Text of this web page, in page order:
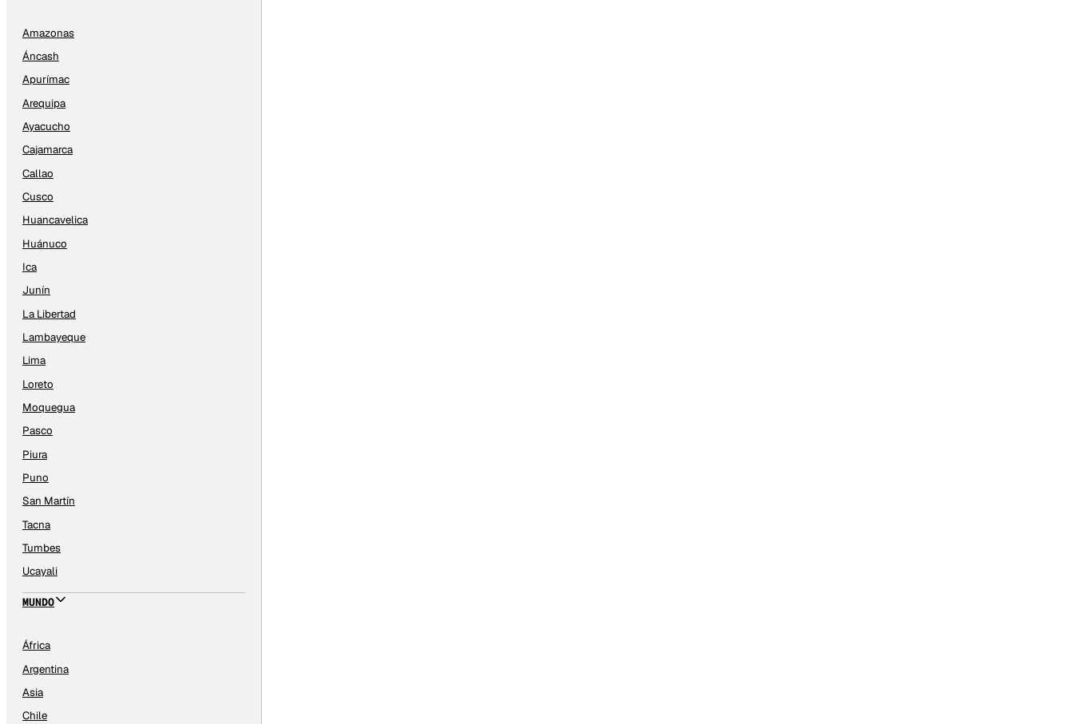
Amazonas
Áncash
Apurímac
Arequipa
Ayacucho
Cajamarca
Callao
Cusco
Huancavelica
Huánuco
Ica
Junín
La Libertad
Lambayeque
Lima
Loreto
Moquegua
Pasco
Piura
Puno
San Martín
Tacna
Tumbes
Ucayali
MUNDO
África
Argentina
Asia
Chile